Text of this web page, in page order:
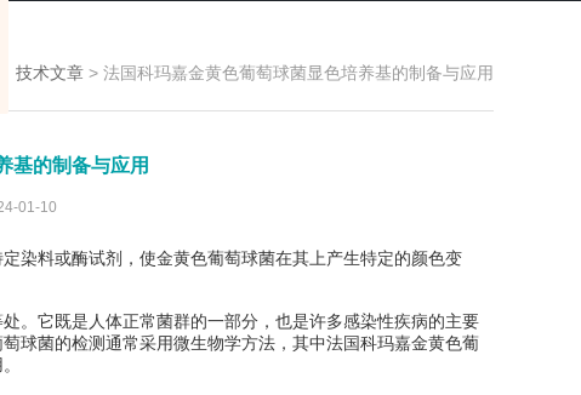
技术文章 > 法国科玛嘉金黄色葡萄球菌显色培养基的制备与应用
基的制备与应用
01-10
料或酶试剂，使金黄色葡萄球菌在其上产生特定的颜色变
它既是人体正常菌群的一部分，也是许多感染性疾病的主要
球菌的检测通常采用微生物学方法，其中法国科玛嘉金黄色葡